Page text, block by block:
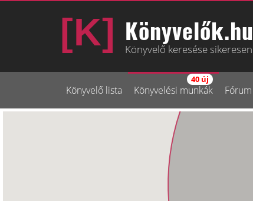
Könyvelők.hu
Könyvelő keresése sikeresen
Könyvelő lista Könyvelési munkák
40 új
Fórum